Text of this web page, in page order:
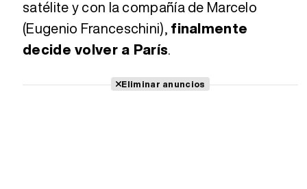
satélite y con la compañía de Marcelo
(Eugenio Franceschini), finalmente
decide volver a París.
Eliminar anuncios